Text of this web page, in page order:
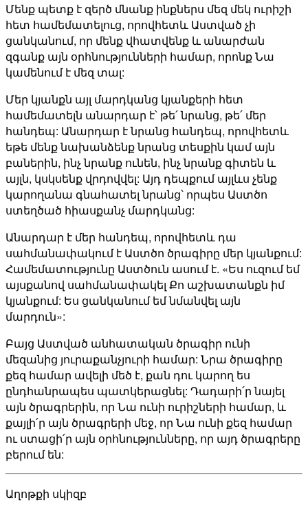
Մենք պետք է զերծ մնանք ինքներս մեզ մեկ ուրիշի
հետ համեմատելուց, որովհետև Աստված չի
ցանկանում, որ մենք վհատվենք և անարժան
զգանք այն օրհնությունների համար, որոնք Նա
կամենում է մեզ տալ:
Մեր կյանքն այլ մարդկանց կյանքերի հետ
համեմատելն անարդար է՝ թե՛ նրանց, թե՛ մեր
հանդեպ: Անարդար է նրանց հանդեպ, որովհետև
եթե մենք նախանձենք նրանց տեսքին կամ այն
բաներին, ինչ նրանք ունեն, ինչ նրանք գիտեն և
այլն, կսկսենք վրդովվել: Այդ դեպքում այլևս չենք
կարողանա գնահատել նրանց՝ որպես Աստծո
ստեղծած հիասքանչ մարդկանց:
Անարդար է մեր հանդեպ, որովհետև դա
սահմանափակում է Աստծո ծրագիրը մեր կյանքում:
Համեմատությունը Աստծուն ասում է. «Ես ուզում եմ
այսքանով սահմանափակել Քո աշխատանքն իմ
կյանքում: Ես ցանկանում եմ նմանվել այն
մարդուն»:
Բայց Աստված անհատական ծրագիր ունի
մեզանից յուրաքանչյուրի համար: Նրա ծրագիրը
քեզ համար ավելի մեծ է, քան դու կարող ես
ընդհանրապես պատկերացնել: Դադարի՛ր նայել
այն ծրագրերին, որ Նա ունի ուրիշների համար, և
քայլի՛ր այն ծրագրերի մեջ, որ Նա ունի քեզ համար
ու ստացի՛ր այն օրհնությունները, որ այդ ծրագրերը
բերում են:
Աղոթքի սկիզբ